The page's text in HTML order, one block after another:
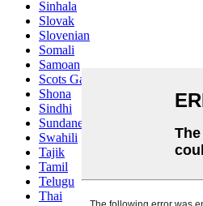
Sinhala
Slovak
Slovenian
Somali
Samoan
Scots Gaelic
Shona
Sindhi
Sundanese
Swahili
Tajik
Tamil
Telugu
Thai